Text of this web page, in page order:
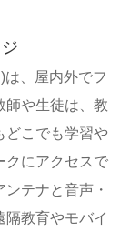
、屋内外でフ
師や生徒は、教
どこでも学習や
クにアクセスで
テナと音声・
教育やモバイ